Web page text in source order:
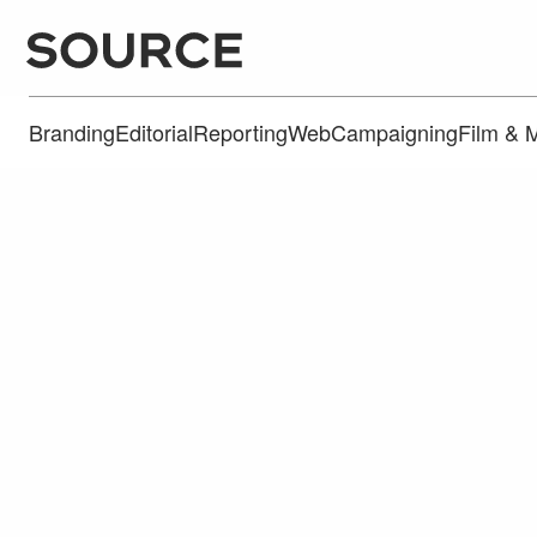
BrandingEditorialReportingWebCampaigningFilm &